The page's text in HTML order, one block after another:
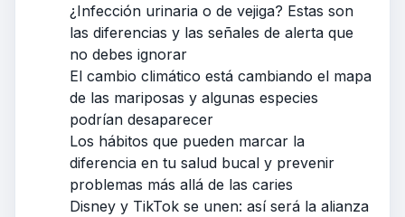
¿Infección urinaria o de vejiga? Estas son
las diferencias y las señales de alerta que
no debes ignorar
El cambio climático está cambiando el mapa
de las mariposas y algunas especies
podrían desaparecer
Los hábitos que pueden marcar la
diferencia en tu salud bucal y prevenir
problemas más allá de las caries
Disney y TikTok se unen: así será la alianza